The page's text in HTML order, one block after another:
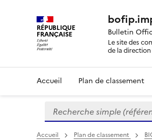
RÉPUBLIQUE
FRANÇAISE Bulletin
Le site des
de la
Accueil Plan de classement
Formulaire
de
recherche
Recherche simple
Accueil Plan de classement